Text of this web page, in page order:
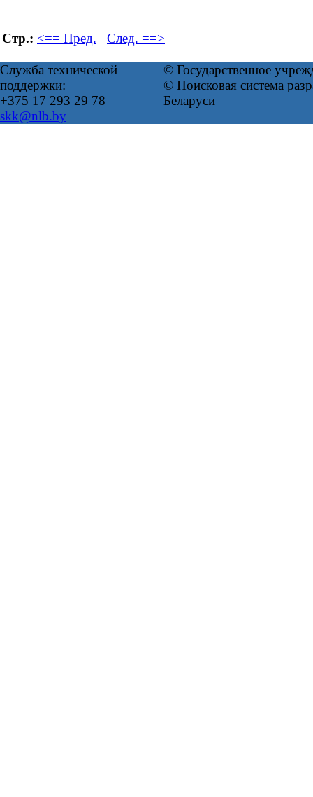
Стр.: <== Пред. След. ==>
Служба технической
поддержки:
+375 17 293 29 78
skk@nlb.by
© Государственное
© Поисковая система
Беларуси